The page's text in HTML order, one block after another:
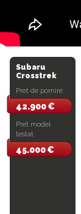
Subaru
Crosstrek
Pret de pornire
42.900 €
Pret model
testat
45.000 €